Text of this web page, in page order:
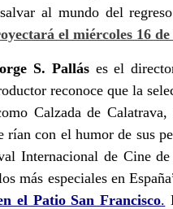
al mundo del
el miércoles 16
S. Palláses el
reconoce que la
Calzada de
rían con el humor de sus
Internacional de Cine
más especiales en
el Patio San Francisco.